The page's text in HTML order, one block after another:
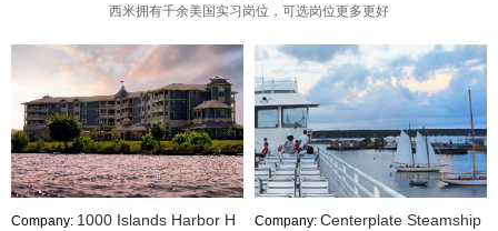
西米拥有千余美国实习岗位，可选岗位更多更好
Company: 1000 Islands Harbor H
Company: Centerplate Steamship